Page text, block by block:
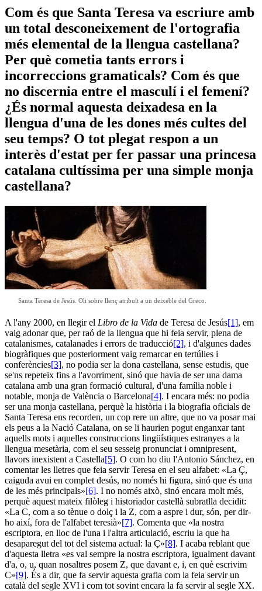
Com és que Santa Teresa va escriure amb
un total desconeixement de l'ortografia
més elemental de la llengua castellana?
Per què cometia tants errors i
incorreccions gramaticals? Com és que
no discernia entre el masculí i el femení?
¿És normal aquesta deixadesa en la
llengua d'una de les dones més cultes del
seu temps? O tot plegat respon a un
interès d'estat per fer passar una princesa
catalana cultíssima per una simple monja
castellana?
Santa Teresa de Jesús. Oli sobre llenç atribuït a un deixeble del Greco.
A l'any 2000, en llegir el Libro de la Vida de Teresa de Jesús[1], em
vaig adonar que, per raó de la llengua que hi feia servir, plena de
catalanismes, catalanades i errors de traducció[2], i d'algunes dades
biogràfiques que posteriorment vaig remarcar en tertúlies i
conferències[3], no podia ser la dona castellana, sense estudis, que
se'ns repeteix fins a l'avorriment, sinó que havia de ser una dama
catalana amb una gran formació cultural, d'una família noble i
notable, monja de València o Barcelona[4]. I encara més: no podia
ser una monja castellana, perquè la història i la biografia oficials de
Santa Teresa ens recorden, un cop rere un altre, que no va posar mai
els peus a la Nació Catalana, on se li haurien pogut enganxar tant
aquells mots i aquelles construccions lingüístiques estranyes a la
llengua mesetària, com el seu sesseig pronunciat i omnipresent,
llavors inexistent a Castella[5]. O com ho diu l'Antonio Sánchez, en
comentar les lletres que feia servir Teresa en el seu alfabet: «La Ç,
caiguda avui en complet desús, no només hi figura, sinó que és una
de les més principals»[6]. I no només això, sinó encara molt més,
perquè aquest mateix filòleg i historiador castellà subratlla decidit:
«La C, com a so tènue o dolç i la Z, com a aspre i dur, són, per dir-
ho així, fora de l'alfabet teresià»[7]. Comenta que «la nostra
escriptora, en lloc de l'una i l'altra articulació, escriu la que ha
desaparegut del tot del sistema actual: la Ç»[8]. I acaba reblant que
d'aquesta lletra «es val sempre la nostra escriptora, igualment davant
d'a, o, u, quan nosaltres posem Z, que davant e, i, en què escrivim
C»[9]. És a dir, que fa servir aquesta grafia com la feia servir un
català del segle XVI i com tot sovint encara la fa servir al segle XX.